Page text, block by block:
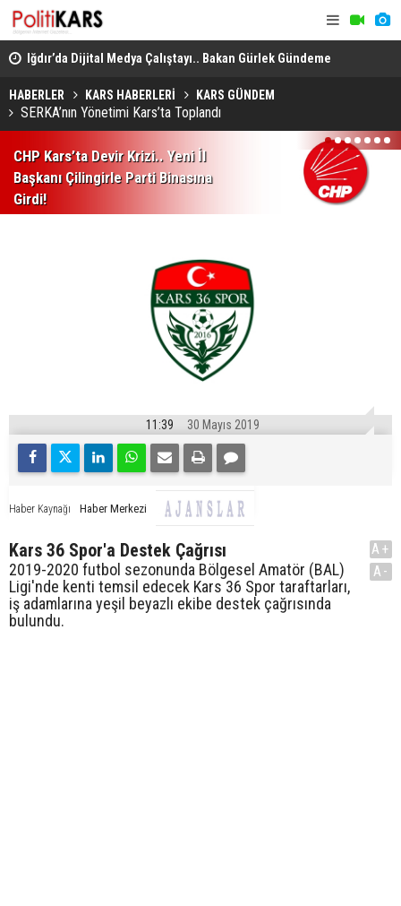
Iğdır’da Dijital Medya Çalıştayı.. Bakan Gürlek Gündeme
İlişkin Soruları Yanıtladı!
HABERLER KARS HABERLERİ KARS GÜNDEM
SERKA’nın Yönetimi Kars’ta Toplandı
CHP Kars’ta Devir Krizi.. Yeni İl
Başkanı Çilingirle Parti Binasına
Girdi!
1 2 3 4 5 6 7
11:39 30 Mayıs 2019
Haber Kaynağı Haber Merkezi
Kars 36 Spor'a Destek Çağrısı
2019-2020 futbol sezonunda Bölgesel Amatör (BAL)
Ligi'nde kenti temsil edecek Kars 36 Spor taraftarları,
iş adamlarına yeşil beyazlı ekibe destek çağrısında
bulundu.
A+
A-